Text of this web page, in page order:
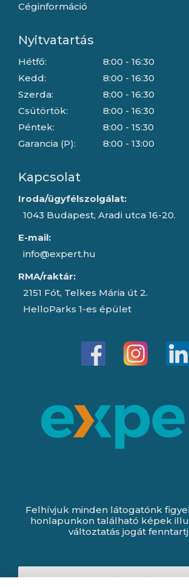
Céginformáció
Nyitvatartás
Hétfő:
Kedd:
Szerda:
Csütörtök:
Péntek:
Garancia (P):
8:00 - 16:30
8:00 - 16:30
8:00 - 16:30
8:00 - 16:30
8:00 - 15:30
8:00 - 13:00
Kapcsolat
Iroda/ügyfélszolgálat:
1043 Budapest, Aradi utca 16-20.
E-mail:
info@expert.hu
RMA/raktár:
2151 Fót, Telkes Mária út 2.
HelloParks 1-es épület
Felhívjuk minden látogatónk
honlapunkon található képek
változtatás jogát